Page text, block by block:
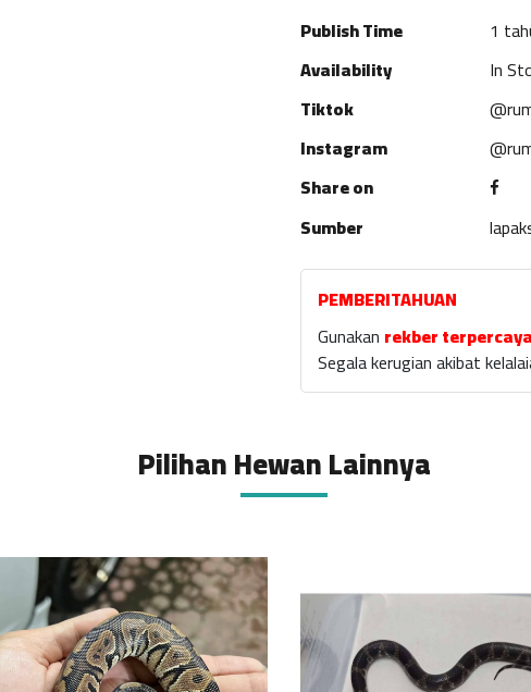
Publish Time
1
Availability
In
Tiktok
Instagram
Share on
Sumber
PEMBERITAHUAN
Gunakan rekber terpercaya
Segala kerugian akibat
Pilihan Hewan Lainnya